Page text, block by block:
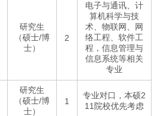
研究生
（硕士/博
士）
2
电子与通讯、计
算机科学与技
术、物联网、网
络工程、软件工
程，信息管理与
信息系统等相关
专业
研究生
（硕士/博
士）
1
专业对口，本硕2
11院校优先考虑